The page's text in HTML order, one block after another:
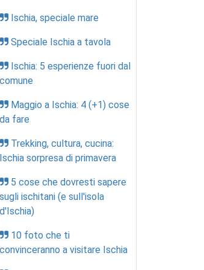
Ischia, speciale mare
Speciale Ischia a tavola
Ischia: 5 esperienze fuori dal
comune
Maggio a Ischia: 4 (+1) cose
da fare
Trekking, cultura, cucina:
Ischia sorpresa di primavera
5 cose che dovresti sapere
sugli ischitani (e sull'isola
d'Ischia)
10 foto che ti
convinceranno a visitare Ischia